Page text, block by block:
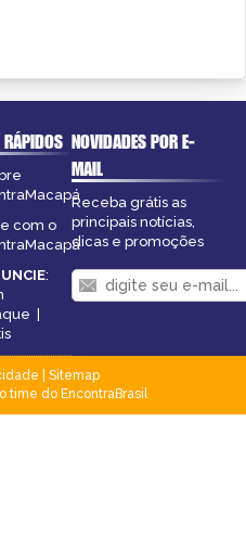
com o
:
|
NOVIDADES POR E-
MAIL
Receba grátis as
principais notícias,
dicas e promoções
Sitemap
time do EncontraBrasil